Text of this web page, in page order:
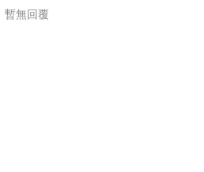
暫無回覆